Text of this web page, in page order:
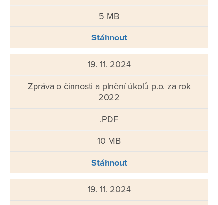
5 MB
Stáhnout
19. 11. 2024
Zpráva o činnosti a plnění úkolů p.o. za rok
2022
.PDF
10 MB
Stáhnout
19. 11. 2024